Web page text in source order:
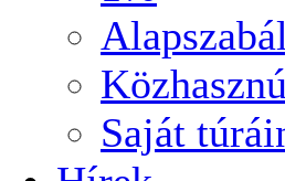
Saját